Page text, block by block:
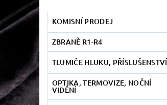
KOMISNÍ PRODEJ
ZBRANĚ R1-R4
TLUMIČE HLUKU, PŘÍSLUŠENSTVÍ
OPTIKA, TERMOVIZE, NOČNÍ
VIDĚNÍ